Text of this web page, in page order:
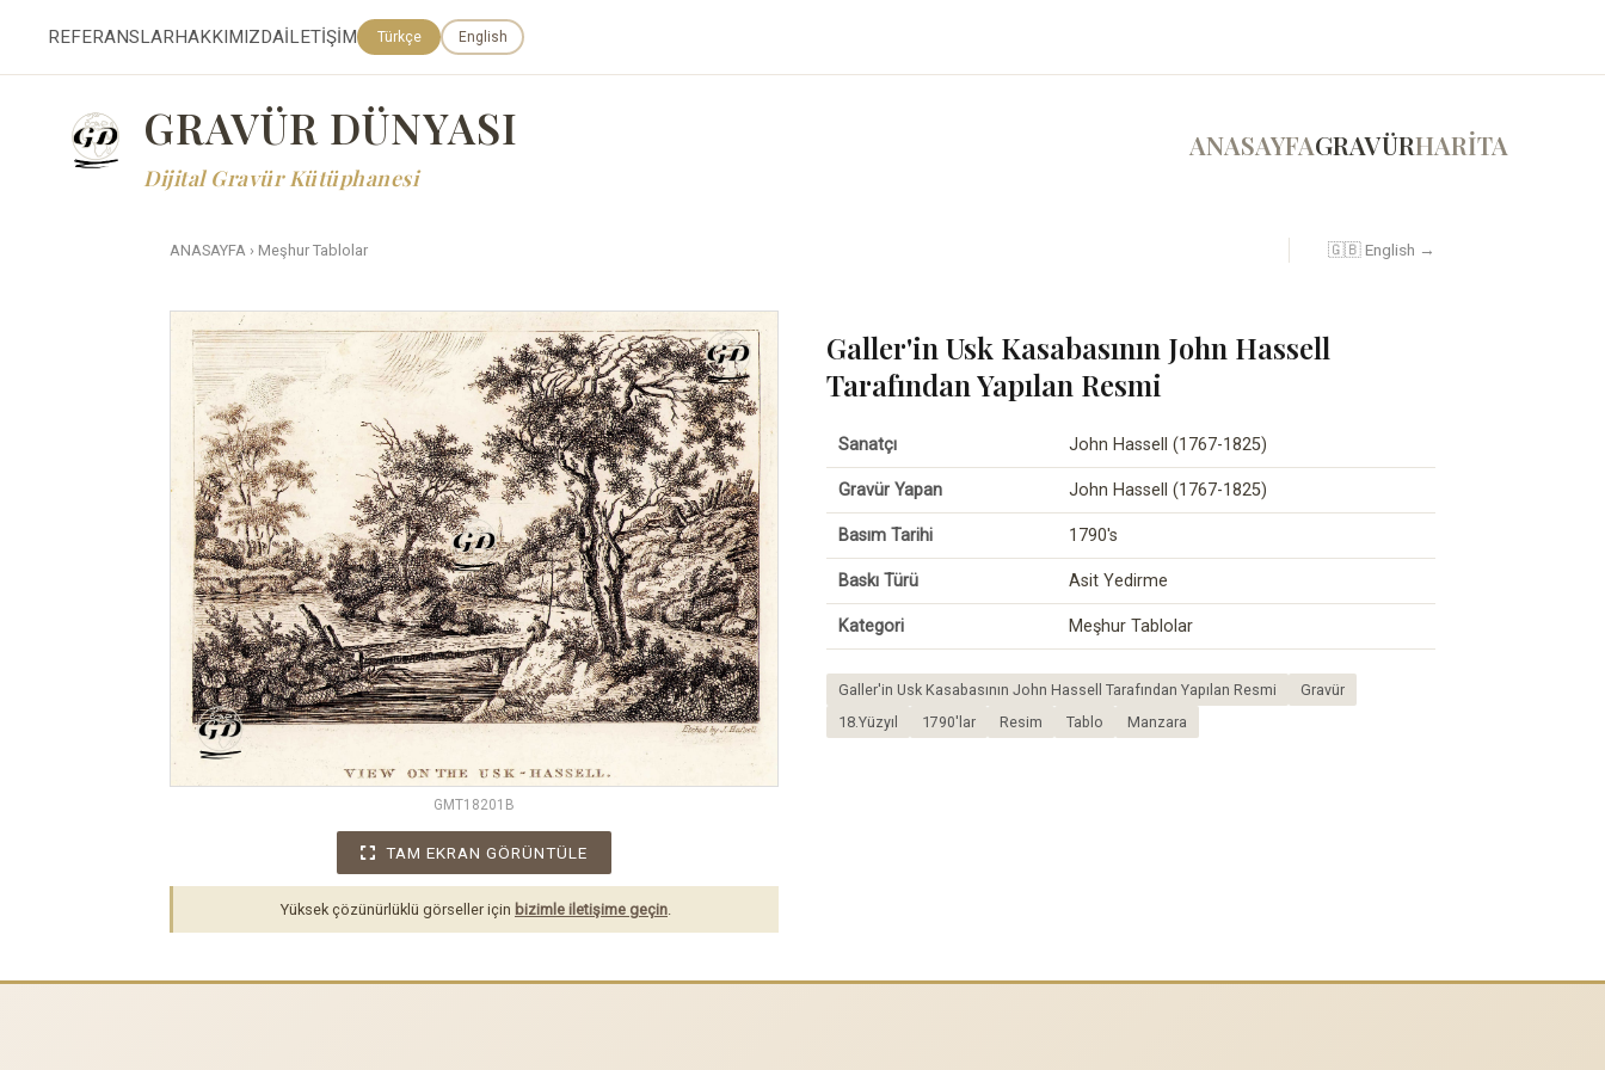
REFERANSLARHAKKIMIZDAİLETİŞİM Türkçe English
GRAVÜR DÜNYASI
Dijital Gravür Kütüphanesi
ANASAYFAGRAVÜRHARİTA
ANASAYFA › Meşhur Tablolar 🇬🇧 English →
GMT18201B
TAM EKRAN GÖRÜNTÜLE
Yüksek çözünürlüklü görseller için bizimle iletişime geçin
Galler'in Usk Kasabasının John Hassell
Tarafından Yapılan Resmi
Sanatçı John Hassell (1767-1825)
Gravür Yapan John Hassell (1767-1825)
Basım Tarihi 1790's
Baskı Türü Asit Yedirme
Kategori Meşhur Tablolar
Galler'in Usk Kasabasının John Hassell Tarafından Yapılan Resmi
Gravür
18.Yüzyıl
1790'lar Resim Tablo Manzara